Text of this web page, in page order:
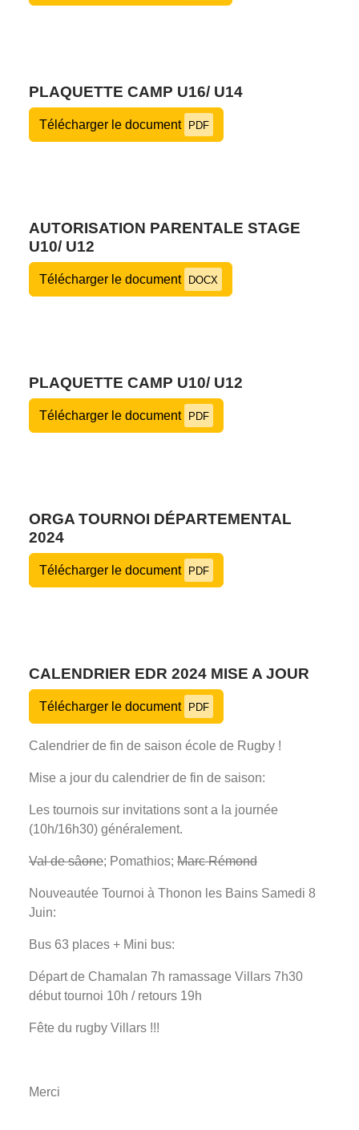
PLAQUETTE CAMP U16/ U14
Télécharger le document PDF
AUTORISATION PARENTALE STAGE
U10/ U12
Télécharger le document DOCX
PLAQUETTE CAMP U10/ U12
Télécharger le document PDF
ORGA TOURNOI DÉPARTEMENTAL
2024
Télécharger le document PDF
CALENDRIER EDR 2024 MISE A JOUR
Télécharger le document PDF
Calendrier de fin de saison école de Rugby !
Mise a jour du calendrier de fin de saison:
Les tournois sur invitations sont a la journée
(10h/16h30) généralement.
Val de sâone; Pomathios; Marc Rémond
Nouveautée Tournoi à Thonon les Bains Samedi 8
Juin:
Bus 63 places + Mini bus:
Départ de Chamalan 7h ramassage Villars 7h30
début tournoi 10h / retours 19h
Fête du rugby Villars !!!
Merci